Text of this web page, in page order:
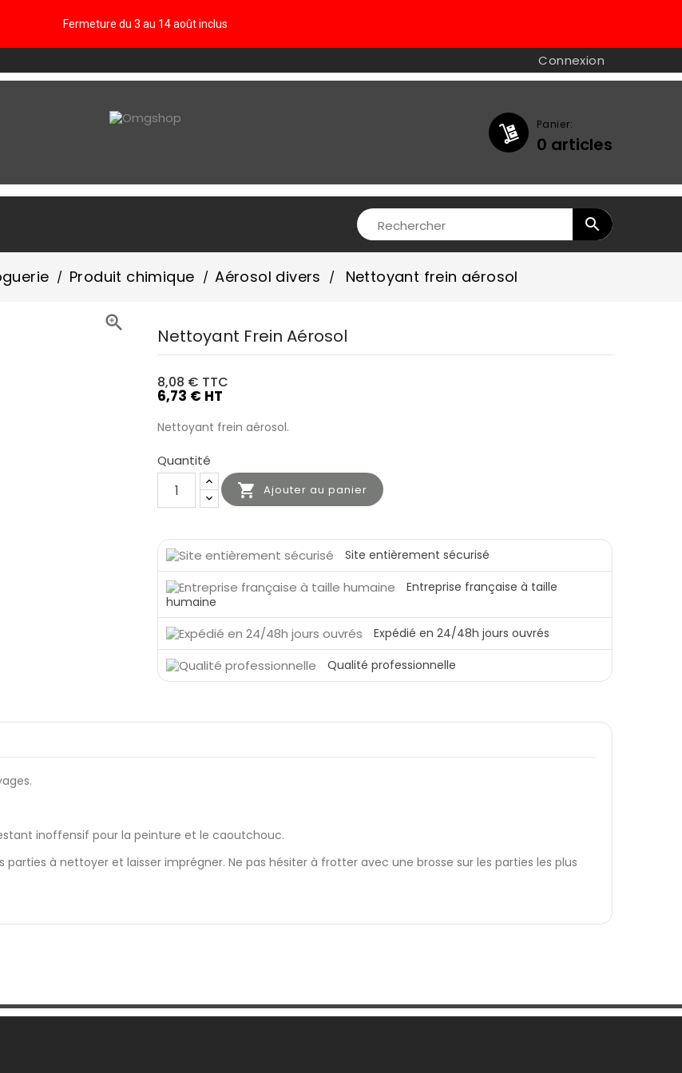
Fermeture du 3 au 14 août inclus
Connexion
Panier:
0 articles

Produit chimique Aérosol divers Nettoyant frein aérosol

Nettoyant Frein Aérosol
8,08 € TTC
6,73 € HT
Nettoyant frein aérosol.
Quantité
 Ajouter au panier
Site entièrement sécurisé
Entreprise française à taille
humaine
Expédié en 24/48h jours ouvrés
Qualité professionnelle
inoffensif pour la peinture et le caoutchouc.
à nettoyer et laisser imprégner. Ne pas hésiter à frotter avec une brosse sur les parties les plus